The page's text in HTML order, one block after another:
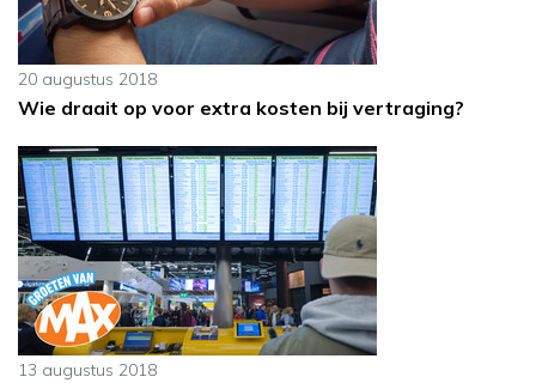
20 augustus 2018
Wie draait op voor extra kosten bij vertraging?
13 augustus 2018